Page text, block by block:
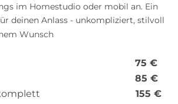
im Homestudio oder mobil an. Ein
deinen Anlass - unkompliziert, stilvoll
Wunsch
up
75 €
85 €
     155 €